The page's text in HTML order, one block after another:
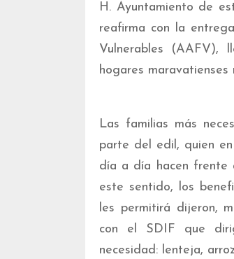
H. Ayuntamiento de
reafirma con la
Vulnerables (AAFV),
hogares maravatienses
Las familias más
parte del edil, quien
día a día hacen frente
este sentido, los
les permitirá dijeron,
con el SDIF que
necesidad: lenteja,